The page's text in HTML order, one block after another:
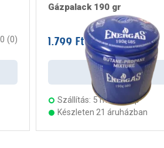
0 (0)
Gázpalack 190 gr
1.799 Ft / darab
Kosárba
Szállítás: 5 munkanap
Készleten 21 áruházban